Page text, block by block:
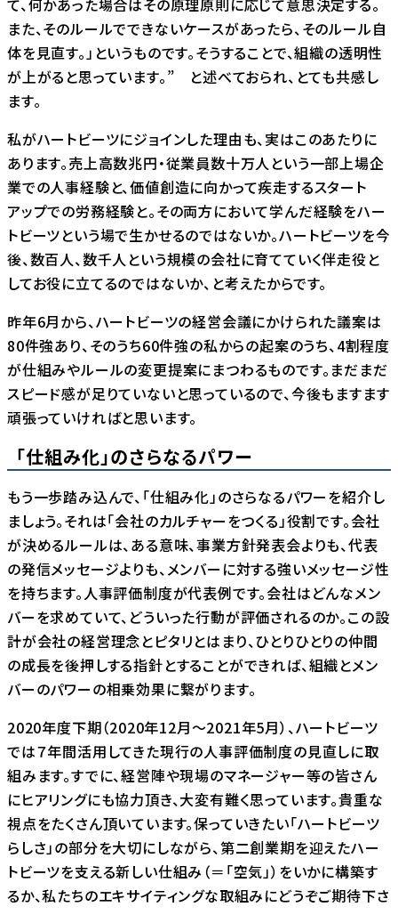
て、何かあった場合はその原理原則に応じて意思決定する。
また、そのルールでできないケースがあったら、そのルール自
体を見直す。」というものです。そうすることで、組織の透明性
が上がると思っています。” と述べておられ、とても共感し
ます。
私がハートビーツにジョインした理由も、実はこのあたりに
あります。売上高数兆円・従業員数十万人という一部上場企
業での人事経験と、価値創造に向かって疾走するスタート
アップでの労務経験と。その両方において学んだ経験をハー
トビーツという場で生かせるのではないか。ハートビーツを今
後、数百人、数千人という規模の会社に育てていく伴走役と
してお役に立てるのではないか、と考えたからです。
昨年6月から、ハートビーツの経営会議にかけられた議案は
80件強あり、そのうち60件強の私からの起案のうち、4割程度
が仕組みやルールの変更提案にまつわるものです。まだまだ
スピード感が足りていないと思っているので、今後もますます
頑張っていければと思います。
「仕組み化」のさらなるパワー
もう一歩踏み込んで、「仕組み化」のさらなるパワーを紹介し
ましょう。それは「会社のカルチャーをつくる」役割です。会社
が決めるルールは、ある意味、事業方針発表会よりも、代表
の発信メッセージよりも、メンバーに対する強いメッセージ性
を持ちます。人事評価制度が代表例です。会社はどんなメン
バーを求めていて、どういった行動が評価されるのか。この設
計が会社の経営理念とピタリとはまり、ひとりひとりの仲間
の成長を後押しする指針とすることができれば、組織とメン
バーのパワーの相乗効果に繋がります。
2020年度下期（2020年12月～2021年5月）、ハートビーツ
では７年間活用してきた現行の人事評価制度の見直しに取
組みます。すでに、経営陣や現場のマネージャー等の皆さん
にヒアリングにも協力頂き、大変有難く思っています。貴重な
視点をたくさん頂いています。保っていきたい「ハートビーツ
らしさ」の部分を大切にしながら、第二創業期を迎えたハー
トビーツを支える新しい仕組み（＝「空気」）をいかに構築す
るか、私たちのエキサイティングな取組みにどうぞご期待下さ